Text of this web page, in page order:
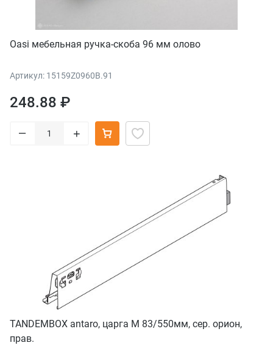
Oasi мебельная ручка-скоба 96 мм олово
Артикул: 15159Z0960B.91
248.88 ₽
– +
TANDEMBOX antaro, царга M 83/550мм, сер. орион,
прав.